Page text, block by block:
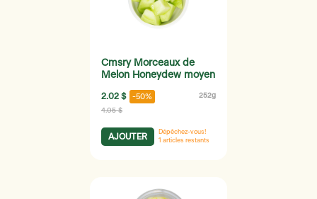
Cmsry Morceaux de
Melon Honeydew moyen
2.02 $ -50% 252g
4.05 $
AJOUTER
Dépêchez-vous!
1 articles restants